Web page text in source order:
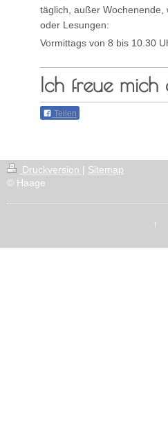
täglich, außer Wochenende,
oder Lesungen:
Vormittags von 8 bis 10.30
Ich freue mich
Teilen
Druckversion | Sitemap
© Haage
↑